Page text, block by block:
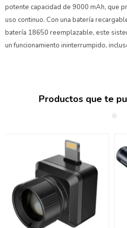
potente capacidad de 9000 mAh, que
uso continuo. Con una batería
batería 18650 reemplazable, este
un funcionamiento ininterrumpido,
Productos que te